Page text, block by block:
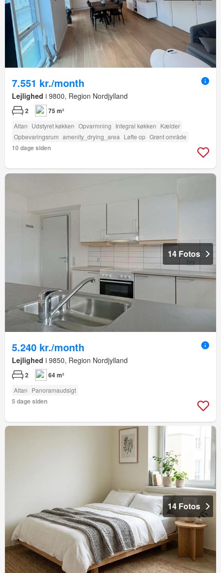
7.551 kr./month
Lejlighed i 9800, Region Nordjylland
2 75 m²
Altan Udstyret køkken Opvarmning Integral køkken Kælder
Opbevaringsrum amenity_drying_area Løfte op Grønt område
10 dage siden
14 Fotos
5.240 kr./month
Lejlighed i 9850, Region Nordjylland
2 64 m²
Altan Panoramaudsigt
5 dage siden
14 Fotos